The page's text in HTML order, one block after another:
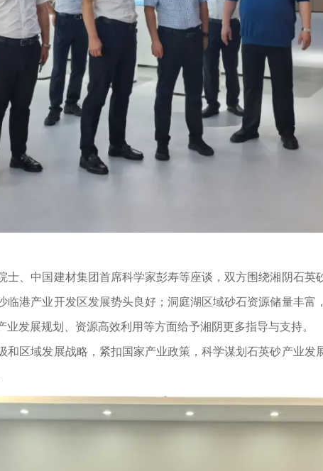
中国建材集团首席科学家彭寿等座谈，双方围绕湘阴石英
港产业开发区发展势头良好；洞庭湖区域砂石资源储量丰
发展规划、资源高效利用等方面给予湘阴更多指导与支持。
域发展战略，紧扣国家产业政策，科学谋划石英砂产业发